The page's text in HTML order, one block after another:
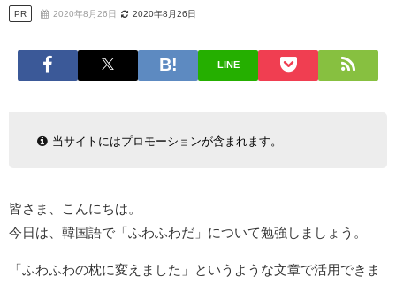
PR 2020年8月26日 2020年8月26日
LINE
当サイトにはプロモーションが含まれます。
皆さま、こんにちは。
今日は、韓国語で「ふわふわだ」について勉強しましょう。
「ふわふわの枕に変えました」というような文章で活用できま